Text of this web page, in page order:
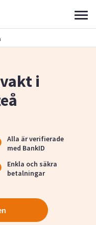
i
Alla är verifierade
med BankID
Enkla och säkra
betalningar